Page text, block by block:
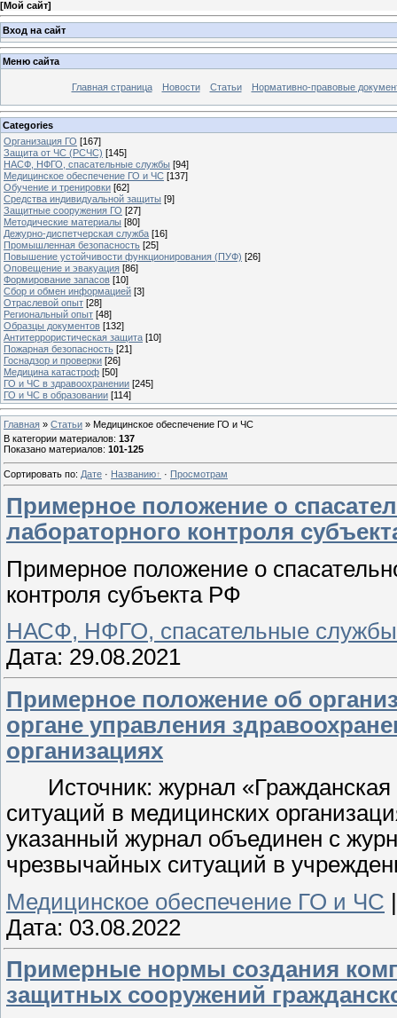
[Мой сайт]
Вход на сайт
Меню сайта
Главная страница Новости Статьи Нормативно-правовые
Categories
Организация ГО [167]
Защита от ЧС (РСЧС) [145]
НАСФ, НФГО, спасательные службы [94]
Медицинское обеспечение ГО и ЧС [137]
Обучение и тренировки [62]
Средства индивидуальной защиты [9]
Защитные сооружения ГО [27]
Методические материалы [80]
Дежурно-диспетчерская служба [16]
Промышленная безопасность [25]
Повышение устойчивости функционирования (ПУФ) [26]
Оповещение и эвакуация [86]
Формирование запасов [10]
Сбор и обмен информацией [3]
Отраслевой опыт [28]
Региональный опыт [48]
Образцы документов [132]
Антитеррористическая защита [10]
Пожарная безопасность [21]
Госнадзор и проверки [26]
Медицина катастроф [50]
ГО и ЧС в здравоохранении [245]
ГО и ЧС в образовании [114]
Главная » Статьи » Медицинское обеспечение ГО и ЧС
В категории материалов: 137
Показано материалов: 101-125
Сортировать по: Дате · Названию · Просмотрам
Примерное положение о
лабораторного контроля
Примерное положение о
контроля субъекта РФ
НАСФ, НФГО, спасательные службы
Дата: 29.08.2021
Примерное положение об
органе управления
организациях
Источник: журнал
ситуаций в медицинских
указанный журнал объединен с
чрезвычайных ситуаций в
Медицинское обеспечение ГО и ЧС
Дата: 03.08.2022
Примерные нормы создания
защитных сооружений